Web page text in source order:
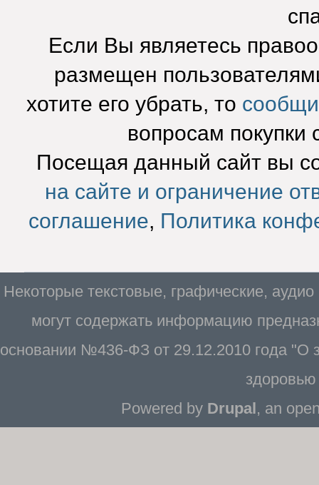
Если Вы являетесь
размещен
хотите его убрать, то
вопросам покупки
Посещая данный сайт вы
на сайте и ограничение
соглашение, Политика
Некоторые текстовые, графические,
могут содержать информацию
основании №436-ФЗ от 29.12.2010 года "О
Powered by Drupal, an